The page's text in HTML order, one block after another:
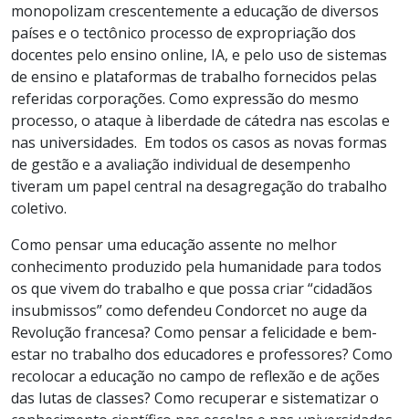
monopolizam crescentemente a educação de diversos
países e o tectônico processo de expropriação dos
docentes pelo ensino online, IA, e pelo uso de sistemas
de ensino e plataformas de trabalho fornecidos pelas
referidas corporações. Como expressão do mesmo
processo, o ataque à liberdade de cátedra nas escolas e
nas universidades. Em todos os casos as novas formas
de gestão e a avaliação individual de desempenho
tiveram um papel central na desagregação do trabalho
coletivo.
Como pensar uma educação assente no melhor
conhecimento produzido pela humanidade para todos
os que vivem do trabalho e que possa criar “cidadãos
insubmissos” como defendeu Condorcet no auge da
Revolução francesa? Como pensar a felicidade e bem-
estar no trabalho dos educadores e professores? Como
recolocar a educação no campo de reflexão e de ações
das lutas de classes? Como recuperar e sistematizar o